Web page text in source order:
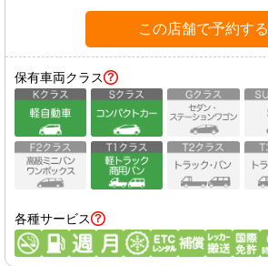
この店舗で予約する
保有車両クラス
各種サービス